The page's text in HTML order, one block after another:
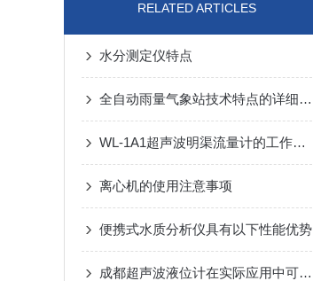
RELATED ARTICLES
水分测定仪特点
全自动雨量气象站技术特点的详细介绍
WL-1A1超声波明渠流量计的工作原理
离心机的使用注意事项
便携式水质分析仪具有以下性能优势
成都超声波液位计在实际应用中可能会出现以下常见问题